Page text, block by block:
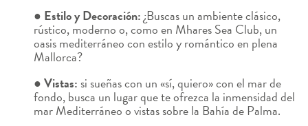
● Estilo y Decoración:¿Buscas un ambiente clásico,
rústico, moderno o, como en Mhares Sea Club, un
oasis mediterráneo con estilo y romántico en plena
Mallorca?
● Vistas: si sueñas con un «sí, quiero» con el mar de
fondo, busca un lugar que te ofrezca la inmensidad del
mar Mediterráneo o vistas sobre la Bahía de Palma.